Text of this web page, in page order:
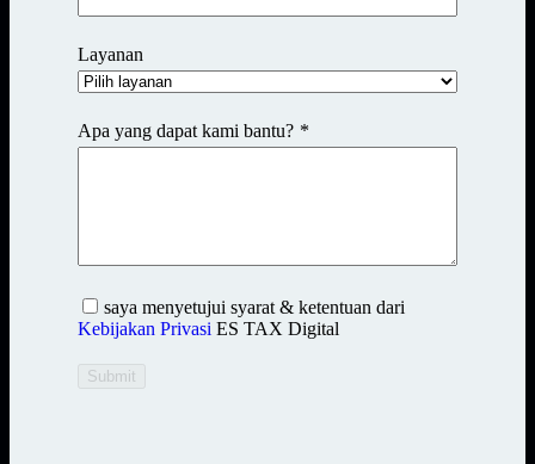
Layanan
Apa yang dapat kami bantu? *
saya menyetujui syarat & ketentuan dari
Kebijakan Privasi ES TAX Digital
Submit